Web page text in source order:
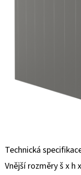
Technická
Vnější rozměry š x h